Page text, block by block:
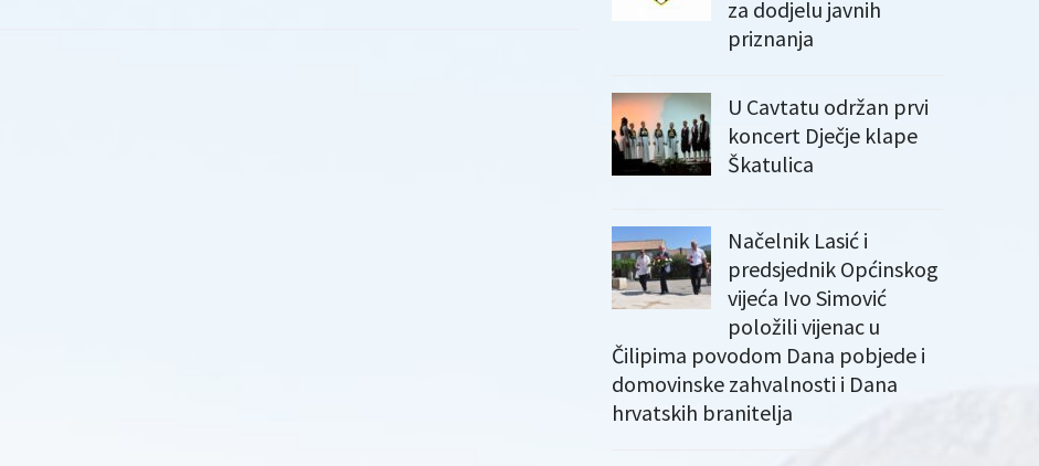
za dodjelu javnih
priznanja
U Cavtatu održan prvi
koncert Dječje klape
Škatulica
Načelnik Lasić i
predsjednik Općinskog
vijeća Ivo Simović
položili vijenac u
Čilipima povodom Dana pobjede i
domovinske zahvalnosti i Dana
hrvatskih branitelja